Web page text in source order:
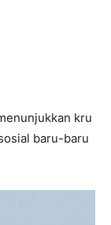
kru
baru-baru